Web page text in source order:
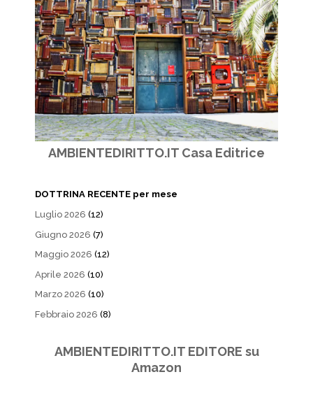
AMBIENTEDIRITTO.IT Casa Editrice
DOTTRINA RECENTE per mese
Luglio 2026 (12)
Giugno 2026 (7)
Maggio 2026 (12)
Aprile 2026 (10)
Marzo 2026 (10)
Febbraio 2026 (8)
AMBIENTEDIRITTO.IT EDITORE su
Amazon